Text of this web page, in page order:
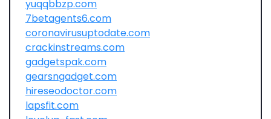
yuqqbbzp.com
7betagents6.com
coronavirusuptodate.com
crackinstreams.com
gadgetspak.com
gearsngadget.com
hireseodoctor.com
lapsfit.com